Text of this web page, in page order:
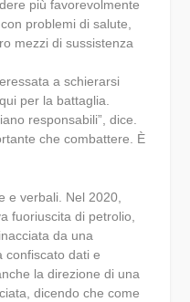
più favorevolmente
problemi di salute,
mezzi di sussistenza
a schierarsi
per la battaglia.
responsabili”, dice.
che combattere. È
e verbali. Nel 2020,
fuoriuscita di petrolio,
da una
confiscato dati e
la direzione di una
dicendo che come